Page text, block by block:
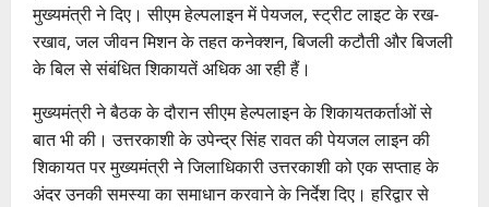
मुख्यमंत्री ने दिए। सीएम हेल्पलाइन में पेयजल, स्ट्रीट लाइट के रख-
रखाव, जल जीवन मिशन के तहत कनेक्शन, बिजली कटौती और बिजली
के बिल से संबंधित शिकायतें अधिक आ रही हैं।
मुख्यमंत्री ने बैठक के दौरान सीएम हेल्पलाइन के शिकायतकर्ताओं से
बात भी की। उत्तरकाशी के उपेन्द्र सिंह रावत की पेयजल लाइन की
शिकायत पर मुख्यमंत्री ने जिलाधिकारी उत्तरकाशी को एक सप्ताह के
अंदर उनकी समस्या का समाधान करवाने के निर्देश दिए। हरिद्वार से